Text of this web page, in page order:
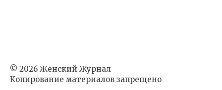
© 2026 Женский Журнал
Копирование материалов запрещено